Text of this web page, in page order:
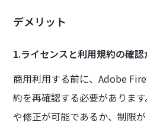
デメリット
1.ライセンスと利用規約の確
商用利用する前に、Adobe
約を再確認する必要がありま
や修正が可能であるか、制限